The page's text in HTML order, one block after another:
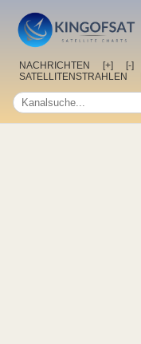
NACHRICHTEN [+] [-]
SATELLITENSTRAHLEN